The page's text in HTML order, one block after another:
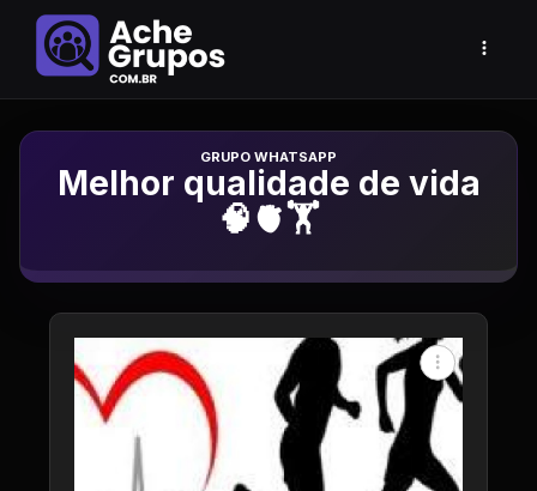
Grupo de Whatsapp
Melhor qualidade de vida
🧠🫀🏋️